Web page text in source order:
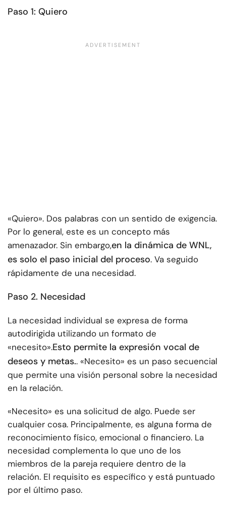
Paso 1: Quiero
«Quiero». Dos palabras con un sentido de exigencia.
Por lo general, este es un concepto más
amenazador. Sin embargo,en la dinámica de WNL,
es solo el paso inicial del proceso. Va seguido
rápidamente de una necesidad.
Paso 2. Necesidad
La necesidad individual se expresa de forma
autodirigida utilizando un formato de
«necesito».Esto permite la expresión vocal de
deseos y metas.. «Necesito» es un paso secuencial
que permite una visión personal sobre la necesidad
en la relación.
«Necesito» es una solicitud de algo. Puede ser
cualquier cosa. Principalmente, es alguna forma de
reconocimiento físico, emocional o financiero. La
necesidad complementa lo que uno de los
miembros de la pareja requiere dentro de la
relación. El requisito es específico y está puntuado
por el último paso.